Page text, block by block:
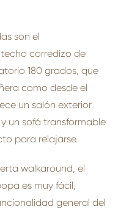
son el
corredizo de
180 grados, que
como desde el
un salón exterior
un sofá transformable
para relajarse.
walkaround, el
es muy fácil,
general del